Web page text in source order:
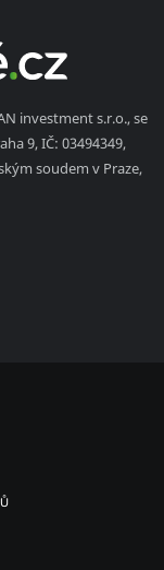
investment s.r.o., se
9, IČ: 03494349,
soudem v Praze,